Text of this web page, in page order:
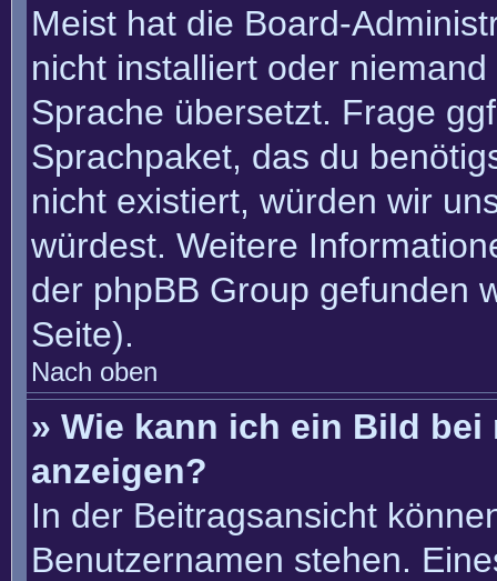
Meist hat die Board-
nicht installiert oder
Sprache übersetzt. Frage
Sprachpaket, das du
nicht existiert, würden wir
würdest. Weitere
der phpBB Group gefunden
Seite).
Nach oben
» Wie kann ich ein Bild bei
anzeigen?
In der Beitragsansicht
Benutzernamen stehen.